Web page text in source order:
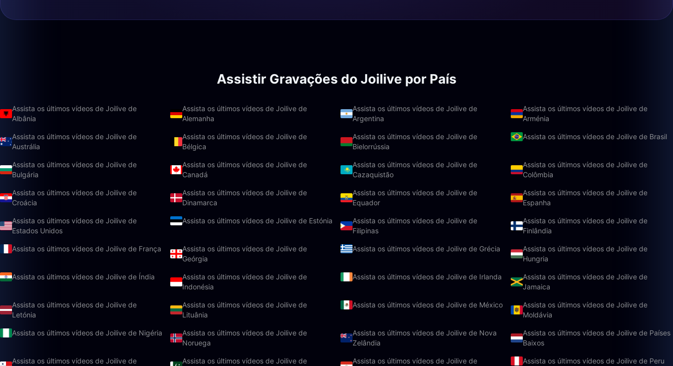
Assistir Gravações do Joilive por País
Assista os últimos vídeos de Joilive de
Albânia
Assista os últimos vídeos de Joilive de
Alemanha
Assista os últimos vídeos de Joilive de
Argentina
Assista os últimos vídeos de Joilive de
Arménia
Assista os últimos vídeos de Joilive de
Austrália
Assista os últimos vídeos de Joilive de
Bélgica
Assista os últimos vídeos de Joilive de
Bielorrússia
Assista os últimos vídeos de Joilive de Brasil
Assista os últimos vídeos de Joilive de
Bulgária
Assista os últimos vídeos de Joilive de
Canadá
Assista os últimos vídeos de Joilive de
Cazaquistão
Assista os últimos vídeos de Joilive de
Colômbia
Assista os últimos vídeos de Joilive de
Croácia
Assista os últimos vídeos de Joilive de
Dinamarca
Assista os últimos vídeos de Joilive de
Equador
Assista os últimos vídeos de Joilive de
Espanha
Assista os últimos vídeos de Joilive de
Estados Unidos
Assista os últimos vídeos de Joilive de Estónia
Assista os últimos vídeos de Joilive de
Filipinas
Assista os últimos vídeos de Joilive de
Finlândia
Assista os últimos vídeos de Joilive de França
Assista os últimos vídeos de Joilive de
Geórgia
Assista os últimos vídeos de Joilive de Grécia
Assista os últimos vídeos de Joilive de
Hungria
Assista os últimos vídeos de Joilive de Índia
Assista os últimos vídeos de Joilive de
Indonésia
Assista os últimos vídeos de Joilive de Irlanda
Assista os últimos vídeos de Joilive de
Jamaica
Assista os últimos vídeos de Joilive de
Letónia
Assista os últimos vídeos de Joilive de
Lituânia
Assista os últimos vídeos de Joilive de México
Assista os últimos vídeos de Joilive de
Moldávia
Assista os últimos vídeos de Joilive de Nigéria
Assista os últimos vídeos de Joilive de
Noruega
Assista os últimos vídeos de Joilive de Nova
Zelândia
Assista os últimos vídeos de Joilive de Países
Baixos
Assista os últimos vídeos de Joilive de
Assista os últimos vídeos de Joilive de
Assista os últimos vídeos de Joilive de
Assista os últimos vídeos de Joilive de Peru